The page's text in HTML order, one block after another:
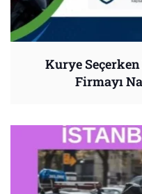
Kurye
Firmayı